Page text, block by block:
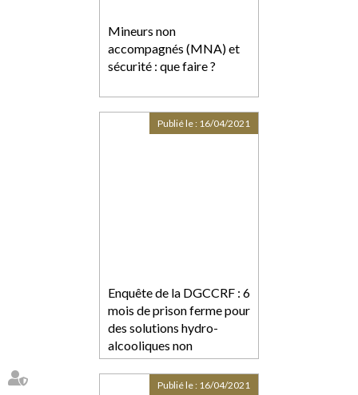
Mineurs non
accompagnés (MNA) et
sécurité : que faire ?
Enquête de la DGCCRF : 6
mois de prison ferme pour
des solutions hydro-
alcooliques non
conformes et
dangereuses
Publié le : 16/04/2021
Publié le : 16/04/2021